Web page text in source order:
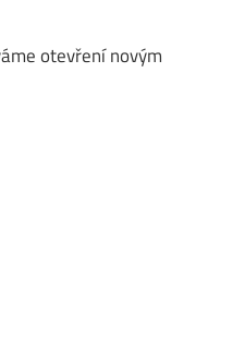
otevření novým